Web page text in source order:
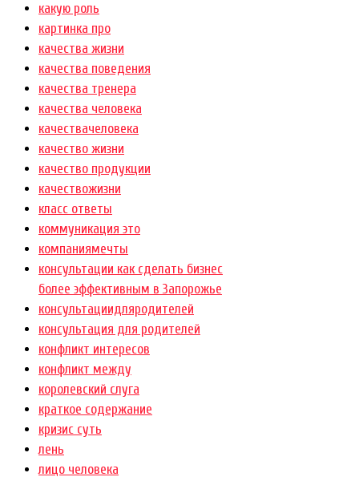
какую роль
картинка про
качества жизни
качества поведения
качества тренера
качества человека
качествачеловека
качество жизни
качество продукции
качествожизни
класс ответы
коммуникация это
компаниямечты
консультации как сделать бизнес
более эффективным в Запорожье
консультациидляродителей
консультация для родителей
конфликт интересов
конфликт между
королевский слуга
краткое содержание
кризис суть
лень
лицо человека